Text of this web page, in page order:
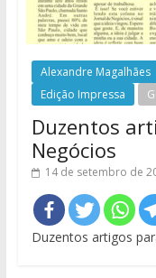
Alexandre Magalhães
Edição Impressa
Duzentos
Negócios
14 de setembro de
Duzentos artigos